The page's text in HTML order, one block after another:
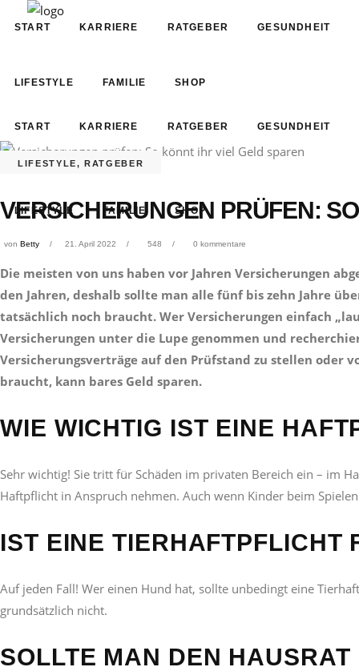
START KARRIERE RATGEBER GESUNDHEIT
LIFESTYLE FAMILIE SHOP
START KARRIERE RATGEBER GESUNDHEIT
LIFESTYLE FAMILIE SHOP
LIFESTYLE, RATGEBER
VERSICHERUNGEN PRÜFEN:
von Betty 21. April 2022 548 0 kommentare
Die meisten von uns haben vor Jahren Versicherungen
den Jahren, deshalb sollte man alle fünf bis zehn Jahre
tatsächlich noch braucht. Wer Versicherungen einfach
Versicherungen unter die Lupe genommen und
Versicherungsverträge auf den Prüfstand zu stellen oder
braucht, kann bares Geld sparen.
WIE WICHTIG IST EINE
Sehr wichtig! Sie tritt für Schäden im privaten Bereich ein – im
Haftpflicht in Anspruch nehmen. Auch wenn Kinder beim
IST EINE TIERHAFTPFLICHT
Auf jeden Fall! Wer einen Hund hat, sollte unbedingt eine
grundsätzlich nicht.
SOLLTE MAN DEN